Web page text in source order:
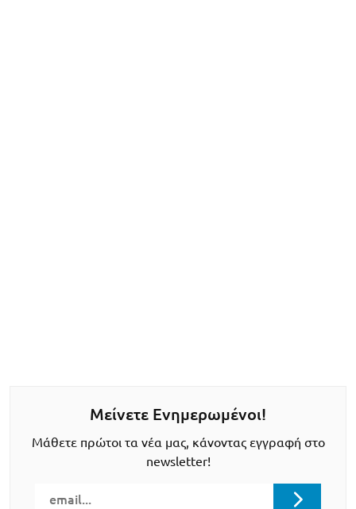
Μείνετε Ενημερωμένοι!
Μάθετε πρώτοι τα νέα μας, κάνοντας εγγραφή στο
newsletter!